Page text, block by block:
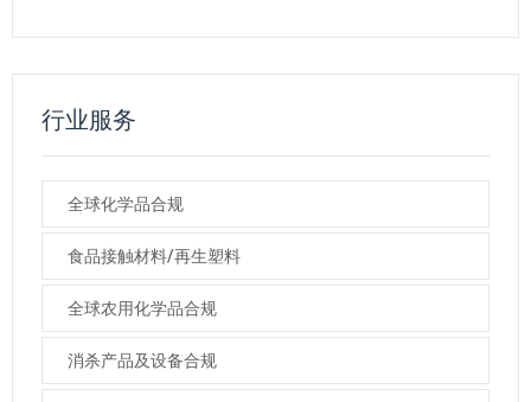
行业服务
全球化学品合规
食品接触材料/再生塑料
全球农用化学品合规
消杀产品及设备合规